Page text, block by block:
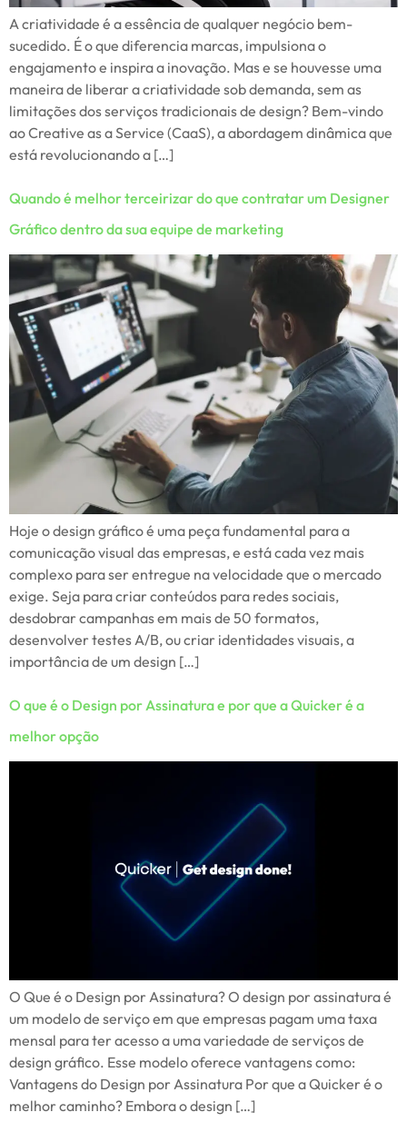
A criatividade é a essência de qualquer negócio bem-
sucedido. É o que diferencia marcas, impulsiona o
engajamento e inspira a inovação. Mas e se houvesse uma
maneira de liberar a criatividade sob demanda, sem as
limitações dos serviços tradicionais de design? Bem-vindo
ao Creative as a Service (CaaS), a abordagem dinâmica que
está revolucionando a […]
Quando é melhor terceirizar do que contratar um Designer
Gráfico dentro da sua equipe de marketing
Hoje o design gráfico é uma peça fundamental para a
comunicação visual das empresas, e está cada vez mais
complexo para ser entregue na velocidade que o mercado
exige. Seja para criar conteúdos para redes sociais,
desdobrar campanhas em mais de 50 formatos,
desenvolver testes A/B, ou criar identidades visuais, a
importância de um design […]
O que é o Design por Assinatura e por que a Quicker é a
melhor opção
O Que é o Design por Assinatura? O design por assinatura é
um modelo de serviço em que empresas pagam uma taxa
mensal para ter acesso a uma variedade de serviços de
design gráfico. Esse modelo oferece vantagens como:
Vantagens do Design por Assinatura Por que a Quicker é o
melhor caminho? Embora o design […]